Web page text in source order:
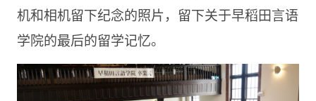
机和相机留下纪念的照片，留下关于早稻田言语
学院的最后的留学记忆。